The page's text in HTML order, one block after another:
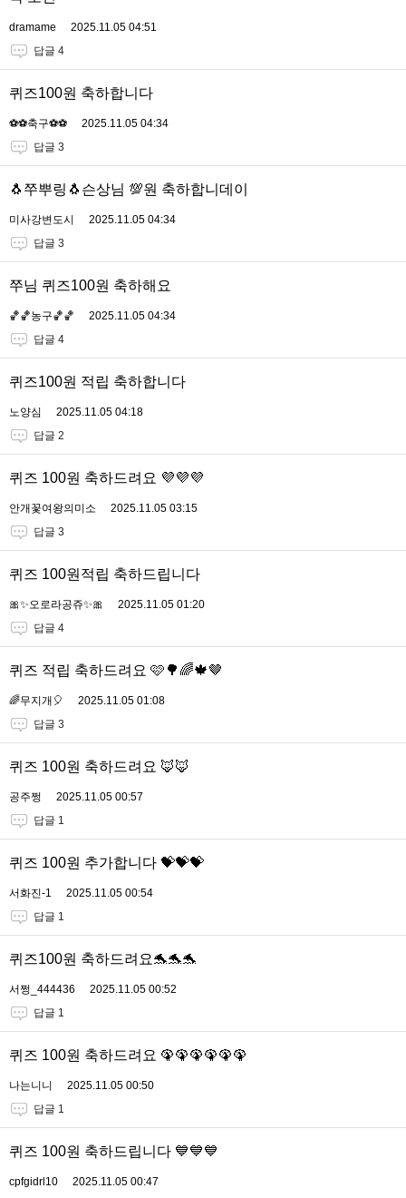
dramame
2025.11.05 04:51
답글 4
퀴즈100원 축하합니다
⚽️⚽️축구⚽️⚽️
2025.11.05 04:34
답글 3
🐧쭈뿌링🐧슨상님 💯원 축하합니데이
미사강변도시
2025.11.05 04:34
답글 3
쭈님 퀴즈100원 축하해요
🏀🏀농구🏀🏀
2025.11.05 04:34
답글 4
퀴즈100원 적립 축하합니다
노양심
2025.11.05 04:18
답글 2
퀴즈 100원 축하드려요 💜💜💜
안개꽃여왕의미소
2025.11.05 03:15
답글 3
퀴즈 100원적립 축하드립니다
🎀✨오로라공쥬✨🎀
2025.11.05 01:20
답글 4
퀴즈 적립 축하드려요 🩷🌳🌈🍁🤎
🌈무지개🎈
2025.11.05 01:08
답글 3
퀴즈 100원 축하드려요 🦊🦊
공주쩡
2025.11.05 00:57
답글 1
퀴즈 100원 추가합니다 💝💝💝
서화진-1
2025.11.05 00:54
답글 1
퀴즈100원 축하드려요🐬🐬🐬
서쩡_444436
2025.11.05 00:52
답글 1
퀴즈 100원 축하드려요 🦚🦚🦚🦚🦚🦚
나는니니
2025.11.05 00:50
답글 1
퀴즈 100원 축하드립니다 💙💙💙
cpfgidrl10
2025.11.05 00:47